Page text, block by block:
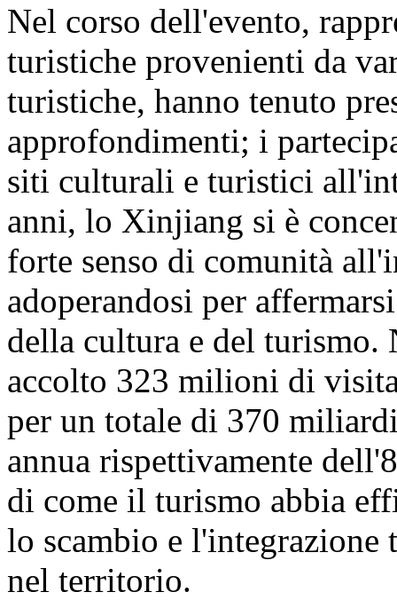
Nel corso dell'evento,
turistiche provenienti da
turistiche, hanno tenuto
approfondimenti; i
siti culturali e turistici
anni, lo Xinjiang si è
forte senso di comunità
adoperandosi per
della cultura e del turismo.
accolto 323 milioni di
per un totale di 370
annua rispettivamente
di come il turismo abbia
lo scambio e
nel territorio.